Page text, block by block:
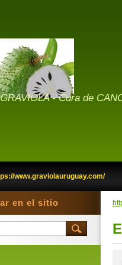
GRAVIOLA - Cura de
www.graviolauruguay.com/
en el sitio